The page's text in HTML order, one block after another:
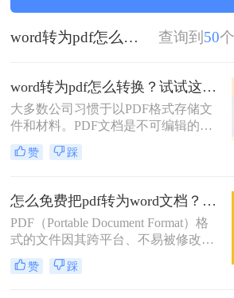
word转为pdf怎么转换 查询到 50
word转为pdf怎么转换？试试这2个简单的方法，1秒轻松极速转换！
大多数公司习惯于以PDF格式存储文
件和材料。PDF文档是不可编辑的。
从中提取数据并不容易。今天，小编
将向您介绍一款可以word转为pdf的软
来了解一下吧。
赞 踩
怎么免费把pdf转为word文档？这三种方法快来看看！
PDF（Portable Document Format）格
式的文件因其跨平台、不易被修改的
特性而广受欢迎，但在某些情况下，
我们可能需要将PDF文件转换为Word
赞 踩